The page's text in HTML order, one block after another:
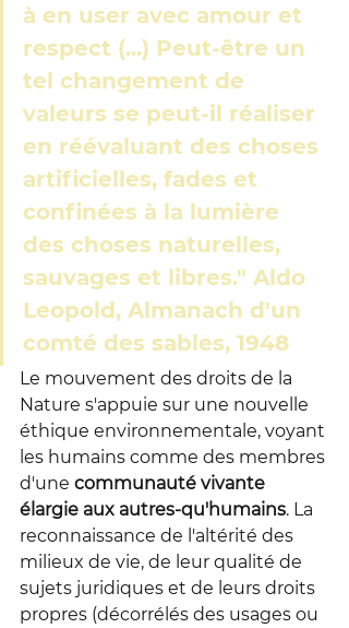
à en user avec amour et
respect (...) Peut-être un
tel changement de
valeurs se peut-il réaliser
en réévaluant des choses
artificielles, fades et
confinées à la lumière
des choses naturelles,
sauvages et libres." Aldo
Leopold, Almanach d'un
comté des sables, 1948
Le mouvement des droits de la
Nature s'appuie sur une nouvelle
éthique environnementale, voyant
les humains comme des membres
d'une communauté vivante
élargie aux autres-qu'humains. La
reconnaissance de l'altérité des
milieux de vie, de leur qualité de
sujets juridiques et de leurs droits
propres (décorrélés des usages ou